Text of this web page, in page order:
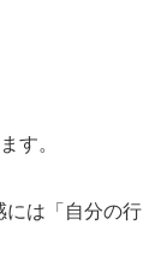
す。
には「自分の行